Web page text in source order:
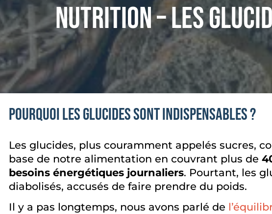
NUTRITION – LES
Pourquoi les glucides sont indispensables ?
Les glucides, plus couramment appelés sucres,
base de notre alimentation en couvrant plus de
besoins énergétiques journaliers. Pourtant, les
diabolisés, accusés de faire prendre du poids.
Il y a pas longtemps, nous avons parlé de